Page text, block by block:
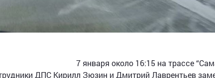
7 января около 16:15 на трассе
ДПС Кирилл Зюзин и Дмитрий Лаврентьев